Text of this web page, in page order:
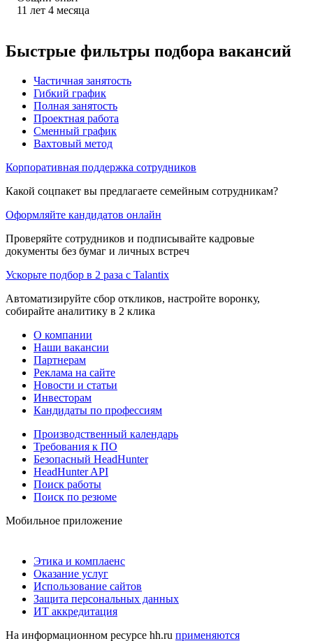
11 лет 4 месяца
Быстрые фильтры подбора вакансий
Частичная занятость
Гибкий график
Полная занятость
Проектная работа
Сменный график
Вахтовый метод
Корпоративная поддержка сотрудников
Какой соцпакет вы предлагаете семейным сотрудникам?
Оформляйте кандидатов онлайн
Проверяйте сотрудников и подписывайте кадровые
документы без бумаг и личных встреч
Ускорьте подбор в 2 раза с Talantix
Автоматизируйте сбор откликов, настройте воронку,
собирайте аналитику в 2 клика
О компании
Наши вакансии
Партнерам
Реклама на сайте
Новости и статьи
Инвесторам
Кандидаты по профессиям
Производственный календарь
Требования к ПО
Безопасный HeadHunter
HeadHunter API
Поиск работы
Поиск по резюме
Мобильное приложение
Этика и комплаенс
Оказание услуг
Использование сайтов
Защита персональных данных
ИТ аккредитация
На информационном ресурсе hh.ru применяются